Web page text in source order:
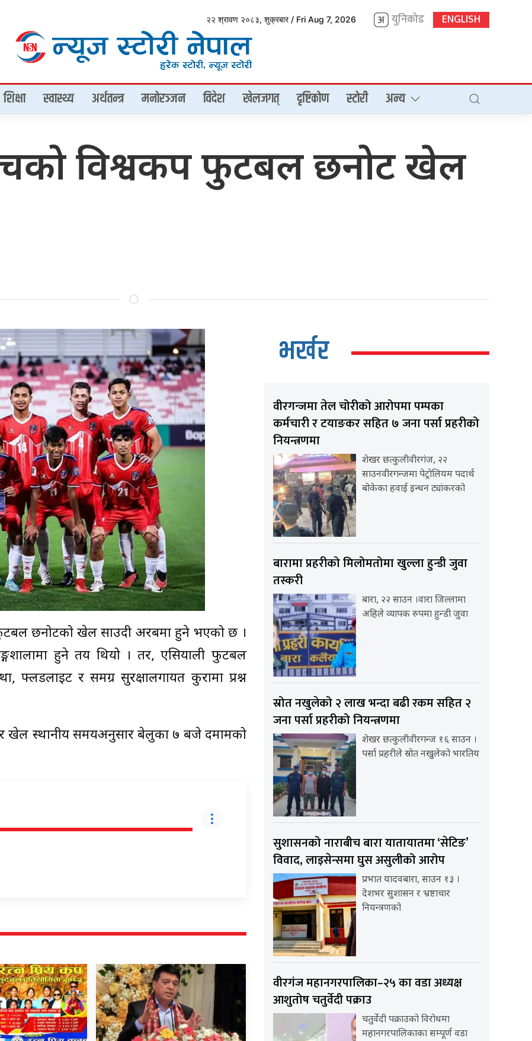
२२ श्रावण २०८३, शुक्रबार / Fri Aug 7, 2026 युनिकोड ENGLISH
शिक्षा स्वास्थ्य अर्थतन्त्र मनोरञ्जन विदेश खेलजगत् दृष्टिकोण स्टोरी अन्य
विश्वकप फुटबल छनोट खेल
छनोटको खेल साउदी अरबमा हुने भएको छ ।
हुने तय थियो । तर, एसियाली फुटबल
फ्लडलाइट र समग्र सुरक्षालगायत कुरामा प्रश्न
खेल स्थानीय समयअनुसार बेलुका ७ बजे दमामको
भर्खर
वीरगन्जमा तेल चोरीको आरोपमा पम्पका
कर्मचारी र टयाङकर सहित ७ जना पर्सा प्रहरीको
नियन्त्रणमा
शेखर छत्कुलीवीरगंज, २२
साउनवीरगन्जमा पेट्रोलियम पदार्थ
बोकेका हवाई इन्धन ट्यांकरको
बारामा प्रहरीको मिलोमतोमा खुल्ला हुन्डी जुवा
तस्करी
बारा, २२ साउन ।वारा जिल्लामा
अहिले व्यापक रुपमा हुन्डी जुवा
स्रोत नखुलेको २ लाख भन्दा बढी रकम सहित २
जना पर्सा प्रहरीको नियन्त्रणमा
शेखर छत्कुलीवीरगन्ज १६ साउन ।
पर्सा प्रहरीले स्रोत नखुलेको भारतिय
सुशासनको नाराबीच बारा यातायातमा ‘सेटिङ’
विवाद, लाइसेन्समा घुस असुलीको आरोप
प्रभात यादवबारा, साउन १३ ।
देशभर सुशासन र भ्रष्टाचार
नियन्त्रणको
वीरगंज महानगरपालिका–२५ का वडा अध्यक्ष
आशुतोष चतुर्वेदी पक्राउ
चतुर्वेदी पक्राउको विरोधमा
महानगरपालिकाका सम्पूर्ण वडा